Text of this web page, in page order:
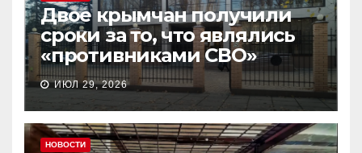
Двое крымчан получили
сроки за то, что являлись
«противниками СВО»
ИЮЛ 29, 2026
НОВОСТИ